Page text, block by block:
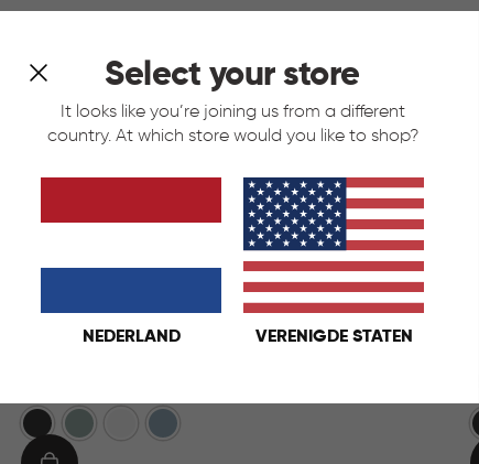
Select your store
It looks like you’re joining us from a different
country. At which store would you like to shop?
NEDERLAND VERENIGDE STATEN
Donkergrijs
Groen Blauw